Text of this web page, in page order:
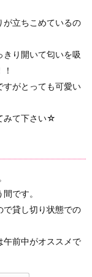
が立ちこめているの
きり開いて匂いを吸
すがとっても可愛い
みて下さい☆
です。
で貸し切り状態での
午前中がオススメで